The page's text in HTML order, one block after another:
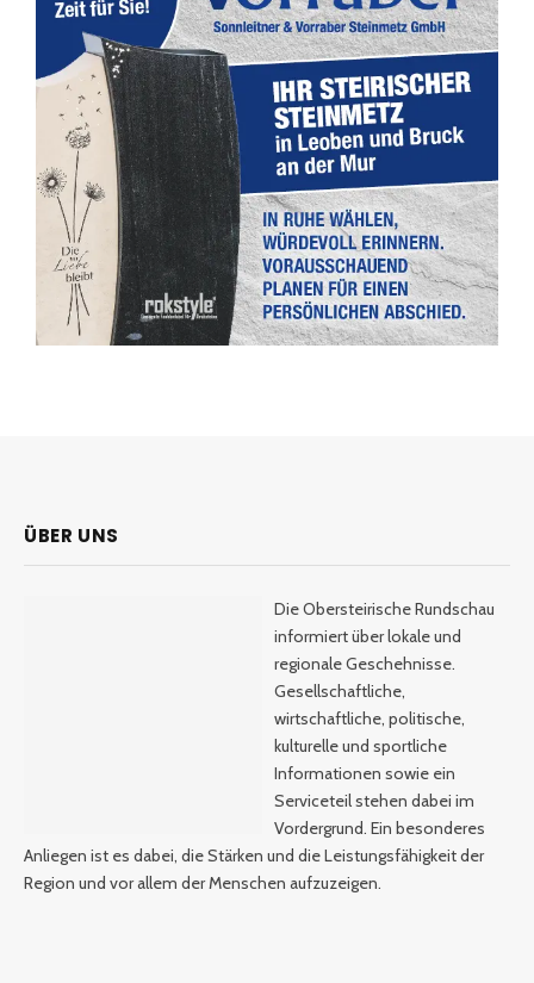
ÜBER UNS
Die Obersteirische Rundschau
informiert über lokale und
regionale Geschehnisse.
Gesellschaftliche,
wirtschaftliche, politische,
kulturelle und sportliche
Informationen sowie ein
Serviceteil stehen dabei im
Vordergrund. Ein besonderes
Anliegen ist es dabei, die Stärken und die Leistungsfähigkeit der
Region und vor allem der Menschen aufzuzeigen.